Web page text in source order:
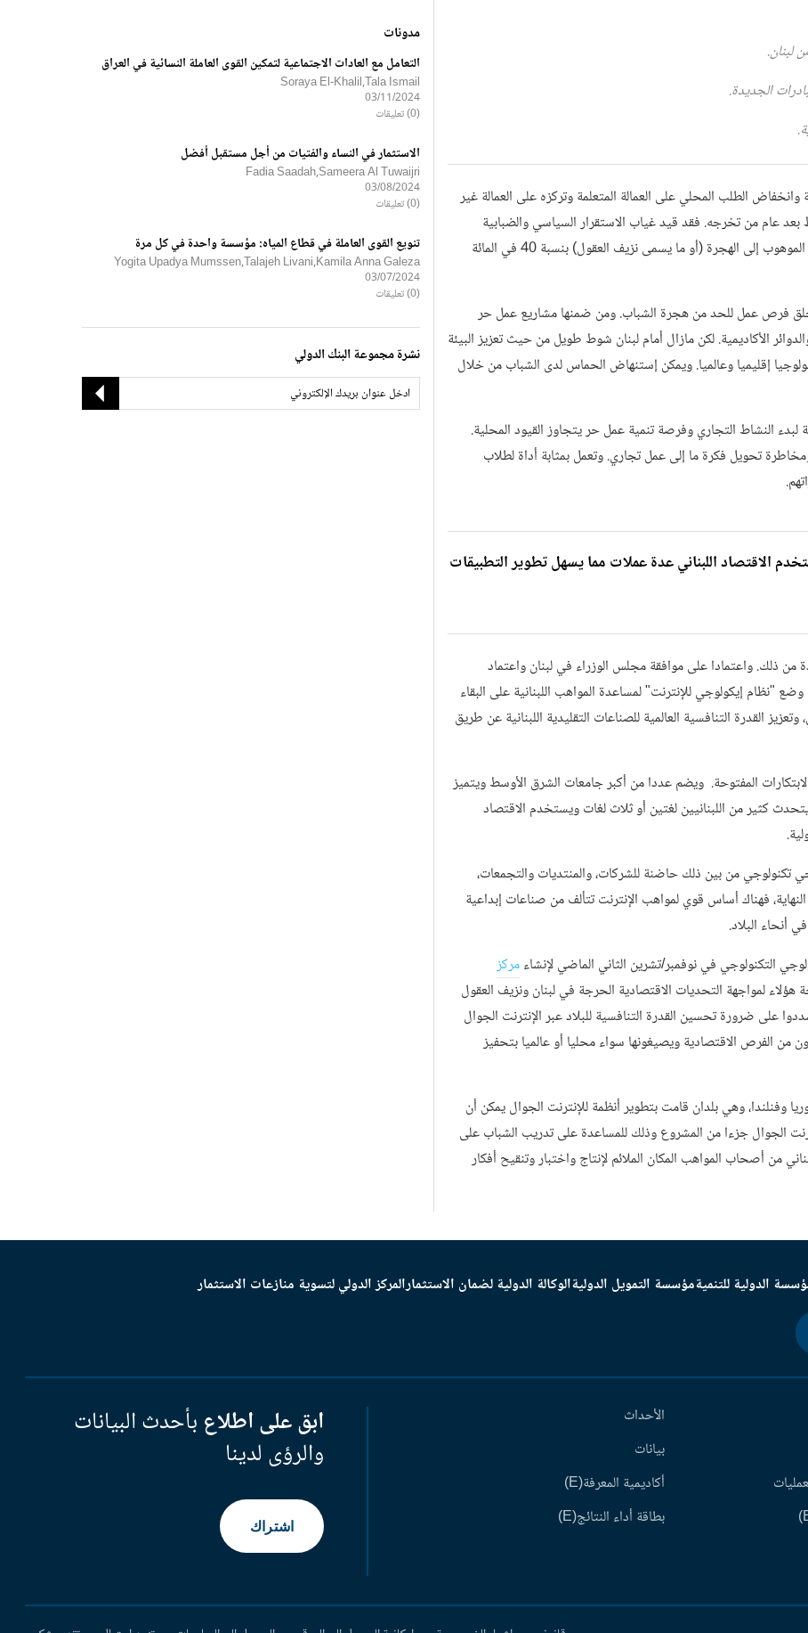
لبنان.
الجديدة.
بين الشباب في لبنان إلى 34 في المائة وانخفاض الطلب المحلي على العمالة المتعلمة وتركزه على العمالة غير
عام من تخرجه. فقد قيد غياب الاستقرار السياسي والضبابية
الاقتصادية من إمكانية العثور على فرصة عمل مما دفع الشباب الموهوب إلى الهجرة (أو ما يسمى نزيف العقول) بنسبة 40 في المائة
خلق فرص عمل للحد من هجرة الشباب. ومن ضمنها مشاريع عمل حر
الأكاديمية. لكن مازال أمام لبنان شوط طويل من حيث تعزيز البيئة
إقليميا وعالميا. ويمكن إستنهاض الحماس لدى الشباب من خلال
لبدء النشاط التجاري وفرصة تنمية عمل حر يتجاوز القيود المحلية.
تحويل فكرة ما إلى عمل تجاري. وتعمل بمثابة أداة لطلاب
الاقتصاد اللبناني عدة عملات مما يسهل تطوير التطبيقات
من ذلك. واعتمادا على موافقة مجلس الوزراء في لبنان واعتماد
وضع "نظام إيكولوجي للإنترنت" لمساعدة المواهب اللبنانية على البقاء
القدرة التنافسية العالمية للصناعات التقليدية اللبنانية عن طريق
المفتوحة. ويضم عددا من أكبر جامعات الشرق الأوسط ويتميز
كثير من اللبنانيين لغتين أو ثلاث لغات ويستخدم الاقتصاد
تكنولوجي من بين ذلك حاضنة للشركات، والمنتديات والتجمعات،
فهناك أساس قوي لمواهب الإنترنت تتألف من صناعات إبداعية
أنحاء البلاد.
التكنولوجي في نوفمبر/تشرين الثاني الماضي لإنشاءمركز
لمواجهة التحديات الاقتصادية الحرجة في لبنان ونزيف العقول
على ضرورة تحسين القدرة التنافسية للبلاد عبر الإنترنت الجوال
الفرص الاقتصادية ويصيغونها سواء محليا أو عالميا بتحفيز
وفنلندا، وهي بلدان قامت بتطوير أنظمة للإنترنت الجوال يمكن أن
الجوال جزءا من المشروع وذلك للمساعدة على تدريب الشباب على
من أصحاب المواهب المكان الملائم لإنتاج واختبار وتنقيح أفكار
مدونات
التعامل مع العادات الاجتماعية لتمكين القوى العاملة النسائية في العراق
Soraya El-Khalil,Tala Ismail
03/11/2024
(0) تعليقات
الاستثمار في النساء والفتيات من أجل مستقبل أفضل
Fadia Saadah,Sameera Al Tuwaijri
03/08/2024
(0) تعليقات
تنويع القوى العاملة في قطاع المياه: مؤسسة واحدة في كل مرة
Yogita Upadya Mumssen,Talajeh Livani,Kamila Anna Galeza
03/07/2024
(0) تعليقات
نشرة مجموعة البنك الدولي
الدولية للتنميةمؤسسة التمويل الدوليةالوكالة الدولية لضمان الاستثمارالمركز الدولي لتسوية منازعات الاستثمار
الأحداث
بيانات
أكاديمية المعرفة(E)
بطاقة أداء النتائج(E)
ابق على اطلاع بأحدث البيانات
والرؤى لدينا
اشتراك